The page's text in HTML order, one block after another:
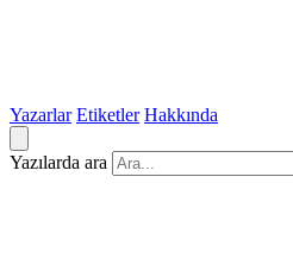
Yazarlar Etiketler Hakkında
Yazılarda ara